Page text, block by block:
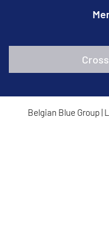
Belgian Blue Group|